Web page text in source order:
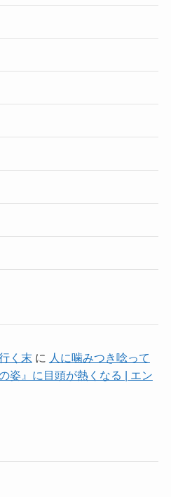
く末 に 人に噛みつき唸って
』に目頭が熱くなる | エン